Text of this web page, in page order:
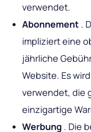
verwendet.
Abonnement .
impliziert eine
jährliche
Website. Es
verwendet, die
einzigartige
Werbung . Die